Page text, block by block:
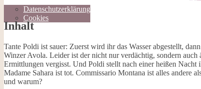
Datenschutzerklärung
Cookies
Galerie
Strickblogs
Hörbücher
Inhalt
Tante Poldi ist sauer: Zuerst wird ihr das Wasser abgestellt,
Winzer Avola. Leider ist der nicht nur verdächtig, sondern
Ermittlungen vergisst. Und Poldi stellt nach einer heißen Nacht
Madame Sahara ist tot. Commissario Montana ist alles andere
und warum?